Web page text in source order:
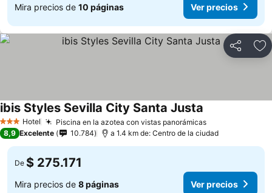
Mira precios de 10 páginas Ver precios
Compartir
3 Estrellas
Hotel Piscina en la azotea con vistas panorámicas
ibis Styles Sevilla City Santa Justa
8,9 Excelente 10.784 a 1.4 km de: Centro de la ciudad
De $ 275.171
Mira precios de 8 páginas Ver precios